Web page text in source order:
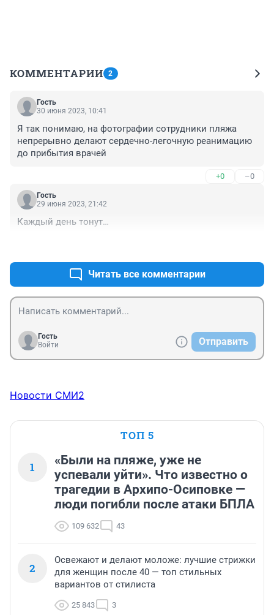
КОММЕНТАРИИ 2
Гость
30 июня 2023, 10:41
Я так понимаю, на фотографии сотрудники пляжа
непрерывно делают сердечно-легочную реанимацию
до прибытия врачей
+0 –0
Гость
29 июня 2023, 21:42
Каждый день тонут…
Читать все комментарии
Гость
Войти
Отправить
Новости СМИ2
ТОП 5
1
«Были на пляже, уже не
успевали уйти». Что известно о
трагедии в Архипо-Осиповке —
люди погибли после атаки БПЛА
109 632 43
2
Освежают и делают моложе: лучшие стрижки
для женщин после 40 — топ стильных
вариантов от стилиста
25 843 3